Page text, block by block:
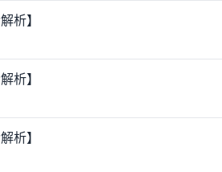
析】
析】
析】